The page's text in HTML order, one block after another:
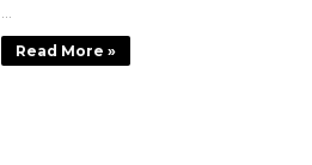
...
Read More »